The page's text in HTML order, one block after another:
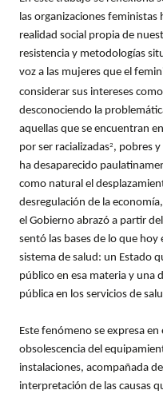
las organizaciones feministas
realidad social propia de
resistencia y metodologías
voz a las mujeres que el
considerar sus intereses
desconociendo la
aquellas que se encuentran
por ser racializadas2, pobres
ha desaparecido
como natural el
desregulación de la
el Gobierno abrazó a partir
sentó las bases de lo que
sistema de salud: un Estado
público en esa materia y una
pública en los servicios de
Este fenómeno se expresa
obsolescencia del
instalaciones, acompañada
interpretación de las causas